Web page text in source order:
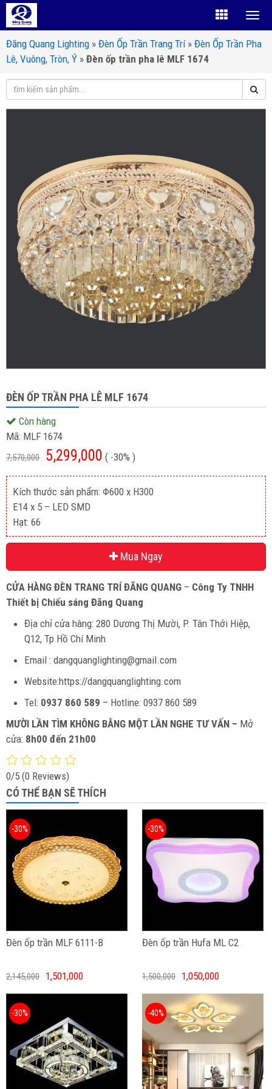
Đăng Quang Lighting » Đèn Ốp Trần Trang Trí» Đèn Ốp Trần Pha
Lê, Vuông, Tròn, Ý » Đèn ốp trần pha lê MLF 1674
ĐÈN ỐP TRẦN PHA LÊ MLF 1674
Còn hàng
Mã: MLF 1674
7,570,000 5,299,000 ( -30% )
Kích thước sản phẩm: Φ600 x H300
E14 x 5 – LED SMD
Hạt: 66
Mua Ngay
CỬA HÀNG ĐÈN TRANG TRÍ ĐĂNG QUANG – Công Ty TNHH
Thiết bị Chiếu sáng Đăng Quang
Địa chỉ cửa hàng: 280 Dương Thị Mười, P. Tân Thới Hiệp,
Q12, Tp Hồ Chí Minh
Email : dangquanglighting@gmail.com
Website:https://dangquanglighting.com
Tel: 0937 860 589 – Hotline: 0937 860 589
MƯỜI LẦN TÌM KHÔNG BẰNG MỘT LẦN NGHE TƯ VẤN – Mở
cửa: 8h00 đến 21h00
0/5 (0 Reviews)
CÓ THỂ BẠN SẼ THÍCH
Đèn ốp trần MLF 6111-B
-30%
2,145,000 1,501,000
Đèn ốp trần Hufa ML C2
-30%
1,500,000 1,050,000
-30% -40%